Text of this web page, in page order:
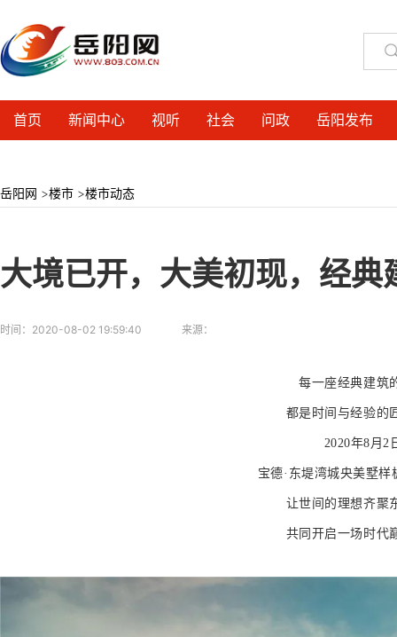
首页 新闻中心 视听 社会 问政 岳阳发布
岳阳网 >楼市 >楼市动态
大境已开，大美初现，经
时间： 2020-08-02 19:59:40 来源：
每一座经典建筑
都是时间与经验的
2020年8月2
宝德·东堤湾城央美墅样
让世间的理想齐聚
共同开启一场时代